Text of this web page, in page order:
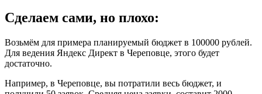
Сделаем сами, но плохо:
Возьмём для примера планируемый бюджет в 100000 рублей.
Для ведения Яндекс Директ в Череповце, этого будет
достаточно.
Например, в Череповце, вы потратили весь бюджет, и